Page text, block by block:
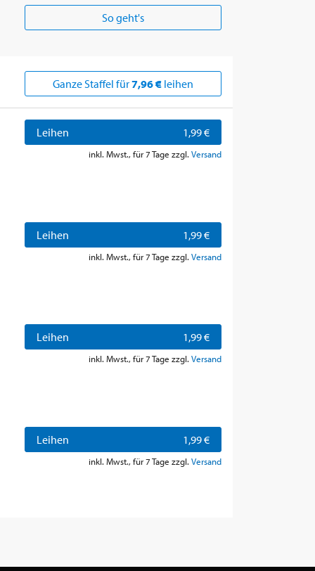
So geht's
Ganze Staffel für7,96 € leihen
Leihen 1,99 €
inkl. Mwst., für 7 Tage zzgl. Versand
Leihen 1,99 €
inkl. Mwst., für 7 Tage zzgl. Versand
Leihen 1,99 €
inkl. Mwst., für 7 Tage zzgl. Versand
Leihen 1,99 €
inkl. Mwst., für 7 Tage zzgl. Versand